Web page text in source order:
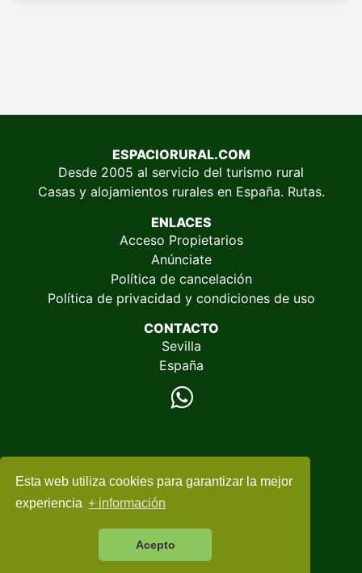
Esta web utiliza cookies para garantizar la mejor
experiencia + información
Acepto
ESPACIORURAL.COM
Desde 2005 al servicio del turismo rural
Casas y alojamientos rurales en España. Rutas.
ENLACES
Acceso Propietarios
Anúnciate
Política de cancelación
Política de privacidad y condiciones de uso
CONTACTO
Sevilla
España
© 2005-2026 EspacioRural.com